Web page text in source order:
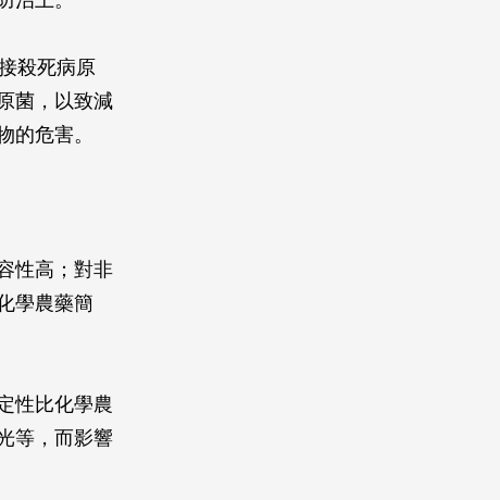
殺死病原
菌，以致減
的危害。
性高；對非
學農藥簡
性比化學農
等，而影響